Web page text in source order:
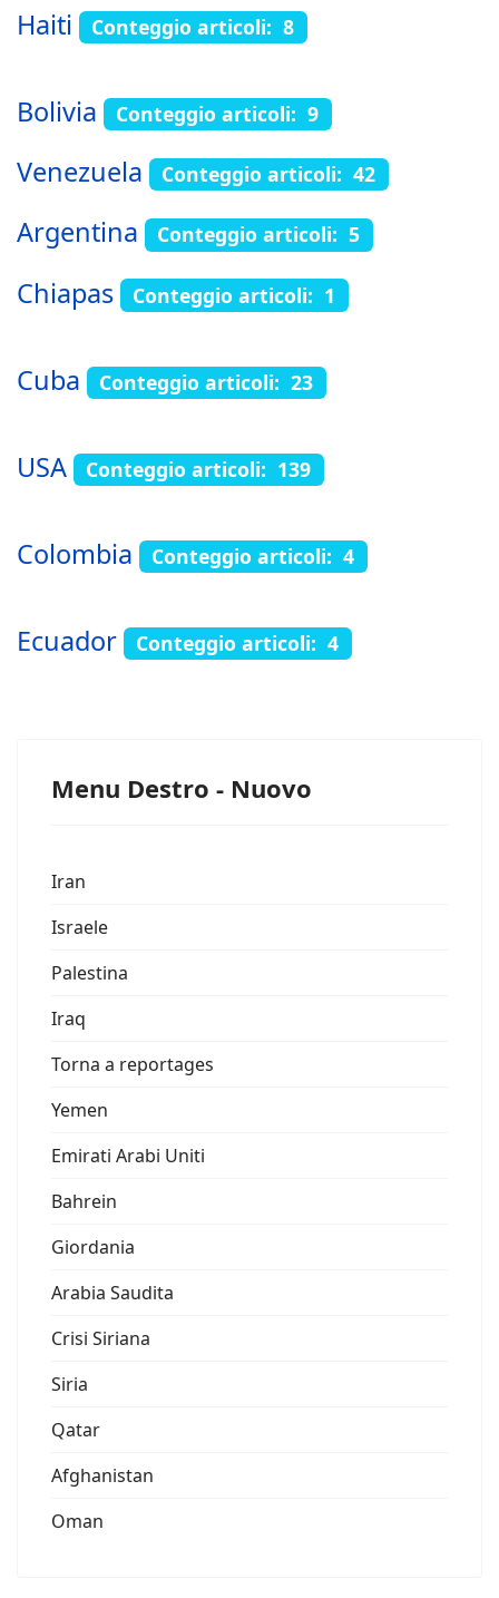
Haiti Conteggio articoli: 8
Bolivia Conteggio articoli: 9
Venezuela Conteggio articoli: 42
Argentina Conteggio articoli: 5
Chiapas Conteggio articoli: 1
Cuba Conteggio articoli: 23
USA Conteggio articoli: 139
Colombia Conteggio articoli: 4
Ecuador Conteggio articoli: 4
Menu Destro - Nuovo
Iran
Israele
Palestina
Iraq
Torna a reportages
Yemen
Emirati Arabi Uniti
Bahrein
Giordania
Arabia Saudita
Crisi Siriana
Siria
Qatar
Afghanistan
Oman